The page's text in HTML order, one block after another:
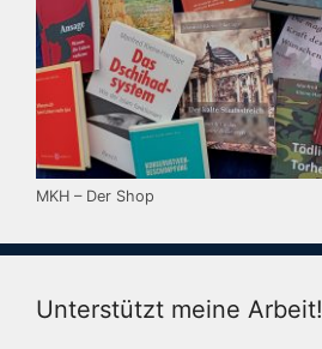
MKH – Der Shop
Unterstützt meine Arbeit!